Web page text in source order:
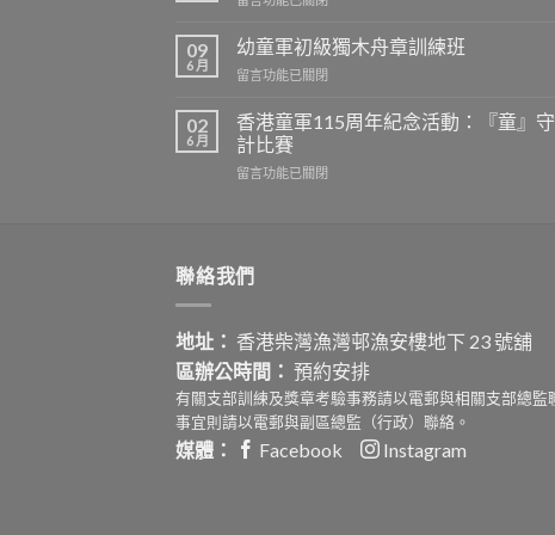
爭
戰〉
中
港
爾
頓
錦
賽
–
柴
維
多
城
區
選
拔
賽〉
中
灣
區
小
童
軍
自
填
色
2026
結
果〉
中
09
6 月
幼童軍初級獨木舟章訓練班
在
童
軍
初
級
訓
中
留言功能已關閉
02
6 月
香港童軍115周年紀念活動：『童』
計比賽
在
115
紀
念
活
動：
『童』
護‧
留言功能已關閉
聯絡我們
地址： 香港柴灣漁灣邨漁安樓地下 23 號舖
區辦公時間： 預約安排
有關支部訓練及獎章考驗事務請以電郵與相關支部總
事宜則請以電郵與副區總監（行政）聯絡。
媒體： Facebook Instagram